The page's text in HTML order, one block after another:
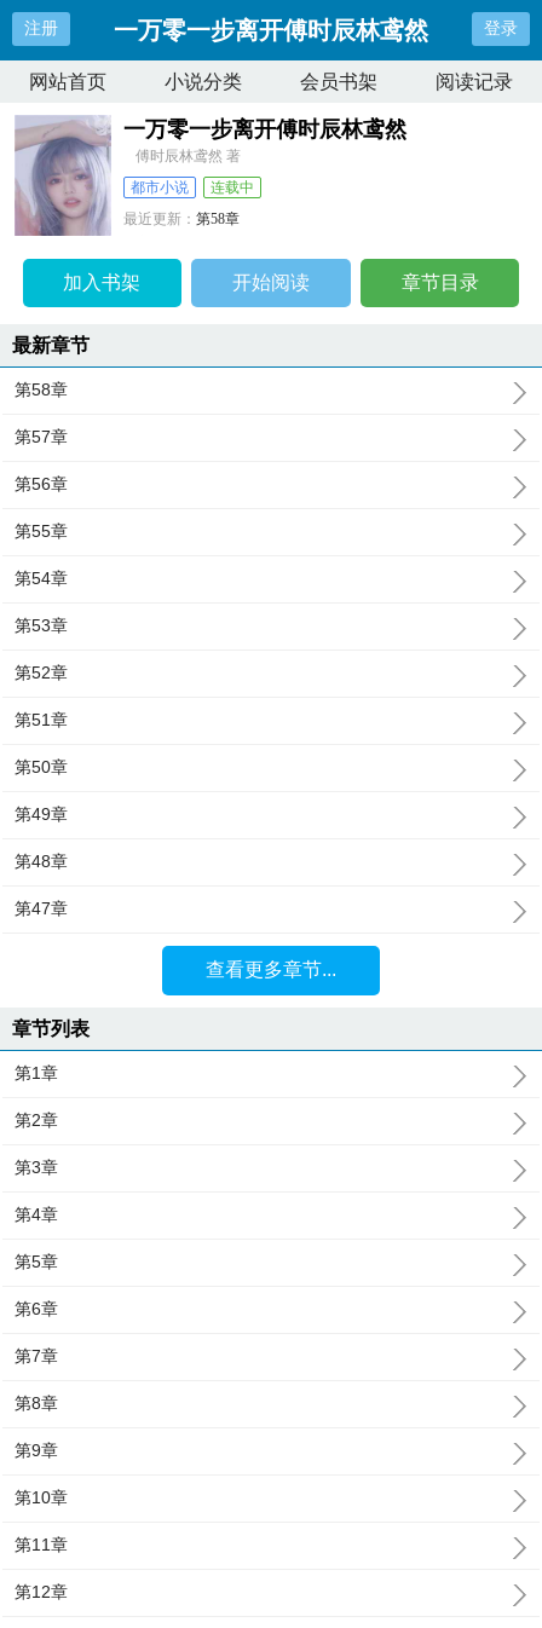
注册 一万零一步离开傅时辰林鸢然 登录
网站首页 小说分类 会员书架 阅读记录
一万零一步离开傅时辰林鸢然
傅时辰林鸢然 著
都市小说
连载中
最近更新：第58章
加入书架 开始阅读 章节目录
最新章节
第58章
第57章
第56章
第55章
第54章
第53章
第52章
第51章
第50章
第49章
第48章
第47章
查看更多章节...
章节列表
第1章
第2章
第3章
第4章
第5章
第6章
第7章
第8章
第9章
第10章
第11章
第12章